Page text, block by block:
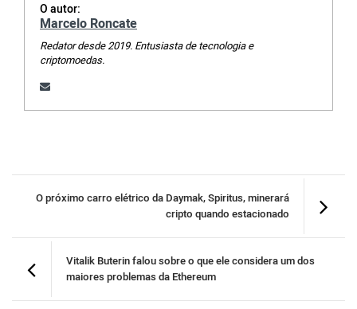
O autor:
Marcelo Roncate
Redator desde 2019. Entusiasta de tecnologia e
criptomoedas.
O próximo carro elétrico da Daymak, Spiritus, minerará
cripto quando estacionado
Vitalik Buterin falou sobre o que ele considera um dos
maiores problemas da Ethereum